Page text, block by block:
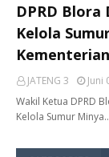
DPRD
Kelola
JATENG 3
Juni
Wakil Ketua DPRD
Kelola Sumur